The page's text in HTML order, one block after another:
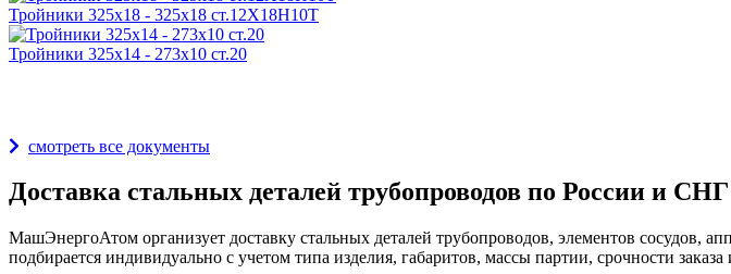
Тройники 325х18 - 325х18 ст.12Х18Н10Т
Тройники 325х14 - 273х10 ст.20
смотреть все документы
Доставка стальных деталей трубопроводов по России и СНГ
МашЭнергоАтом организует доставку стальных деталей трубопроводов, элементов сосудов,
подбирается индивидуально с учетом типа изделия, габаритов, массы партии, срочности заказа